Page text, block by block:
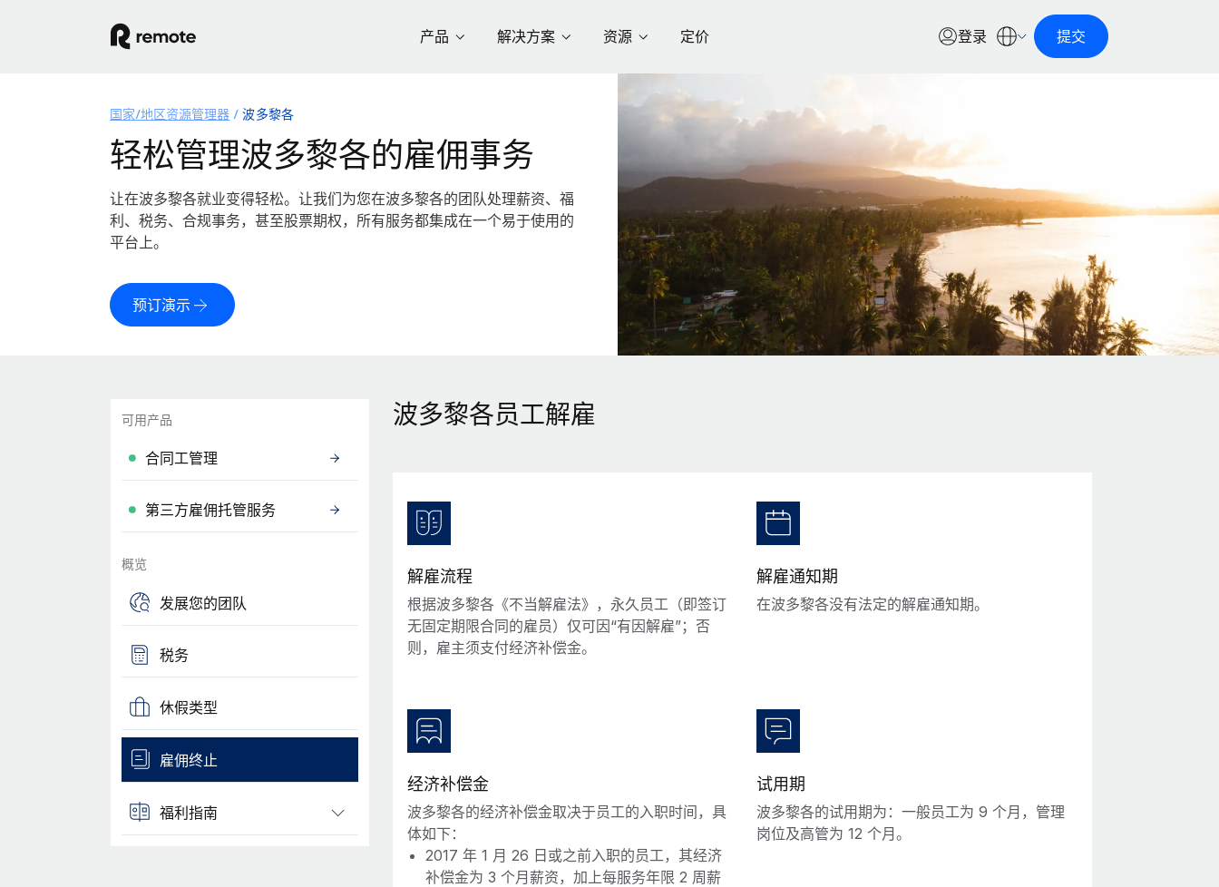
产品 解决方案 资源 定价 登录 提交
国家/地区资源管理器 波多黎各
轻松管理波多黎各的雇佣事务
让在波多黎各就业变得轻松。让我们为您在波多黎各的团队处理薪资、福
利、税务、合规事务，甚至股票期权，所有服务都集成在一个易于使用的
平台上。
预订演示
可用产品
合同工管理
第三方雇佣托管服务
概览
发展您的团队
税务
休假类型
雇佣终止
福利指南
波多黎各员工解雇
解雇流程
根据波多黎各《不当解雇法》，永久员工（即签订
无固定期限合同的雇员）仅可因“有因解雇”；否
则，雇主须支付经济补偿金。
解雇通知期
在波多黎各没有法定的解雇通知期。
经济补偿金
波多黎各的经济补偿金取决于员工的入职时间，具
体如下：
2017 年 1 月 26 日或之前入职的员工，其经济
补偿金为 3 个月薪资，加上每服务年限 2 周薪
试用期
波多黎各的试用期为：一般员工为 9 个月，管理
岗位及高管为 12 个月。